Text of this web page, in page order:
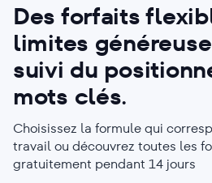
Des forfaits
limites
suivi du
mots clés.
Choisissez la formule qui
travail ou découvrez toutes les
gratuitement pendant 14 jours